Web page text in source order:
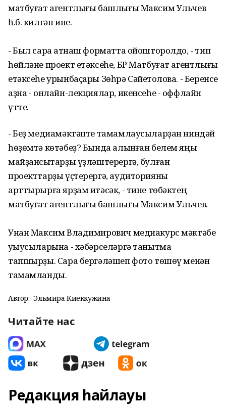
матбуғат агентлығы башлығы Максим Ульчев
һ.б. килгән ине.
- Был сара ҡатнаш форматта ойошторолдо, - тип
һөйләне проект етәксеһе, БР Матбуғат агентлығы
етәксеһе урынбаҫары Зөһрә Сәйетҡолова. - Беренсе
аҙна - онлайн-лекциялар, икенсеһе - оффлайн
үтте.
- Беҙ медиамәктәпте тамамлаусыларҙан ниндәй
һөҙөмтә көтәбеҙ? Бында алынған белем яңы
майҙансыҡтарҙы үҙләштерергә, булған
проекттарҙы үҫтерергә, аудиторияны
арттырырға ярҙам итәсәк, - тине төбәктең
матбуғат агентлығы башлығы Максим Ульчев.
Унан Максим Владимирович медиакурс мәктәбе
уҡыусыларына - хәбәрселәргә танытма
тапшырҙы. Сара бергәләшеп фото төшөү менән
тамамланды.
Автор: Эльмира Киеккужина
Читайте нас
Редакция һайлауы